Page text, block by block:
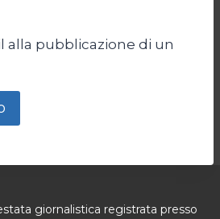
alla pubblicazione di un
giornalistica registrata presso